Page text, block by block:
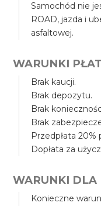
Samochód nie
ROAD, jazda i
asfaltowej.
WARUNKI
Brak kaucji.
Brak depozytu.
Brak
Brak
Przedpłata
Dopłata za
WARUNKI DLA
Konieczne